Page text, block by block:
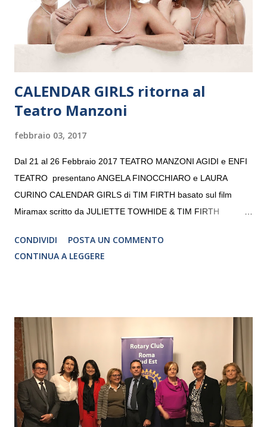
volta. L’orchestra, fondata nel 2008 da Kristjan Järvi (affiancato
da un prestigioso consiglio di consulent...
CALENDAR GIRLS ritorna al
Teatro Manzoni
febbraio 03, 2017
Dal 21 al 26 Febbraio 2017 TEATRO MANZONI AGIDI e ENFI
TEATRO presentano ANGELA FINOCCHIARO e LAURA
CURINO CALENDAR GIRLS di TIM FIRTH basato sul film
Miramax scritto da JULIETTE TOWHIDE & TIM FIRTH
CRISTINA PEZZOLI
CONDIVIDI
POSTA UN COMMENTO
CONTINUA A LEGGERE